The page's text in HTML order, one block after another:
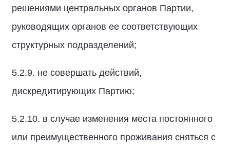
решениями центральных органов Партии,
руководящих органов ее соответствующих
структурных подразделений;
5.2.9. не совершать действий,
дискредитирующих Партию;
5.2.10. в случае изменения места постоянного
или преимущественного проживания сняться с